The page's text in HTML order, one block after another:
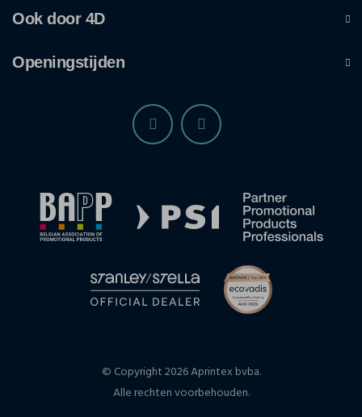
Ook door 4D
Openingstijden
© Copyright 2026 Aprintex bvba.
Alle rechten voorbehouden.